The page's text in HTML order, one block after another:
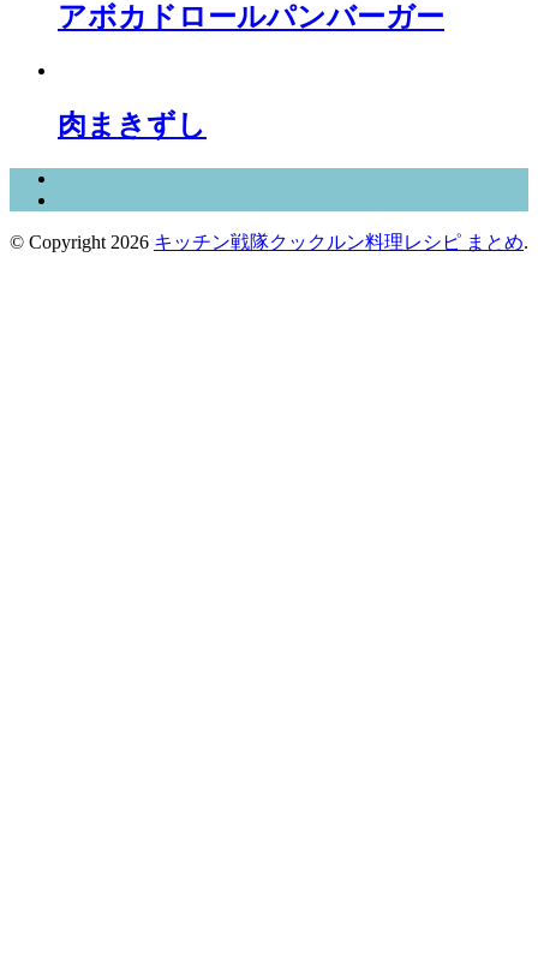
アボカドロールパンバーガー
肉まきずし
© Copyright 2026 キッチン戦隊クックルン料理レシピ まとめ.